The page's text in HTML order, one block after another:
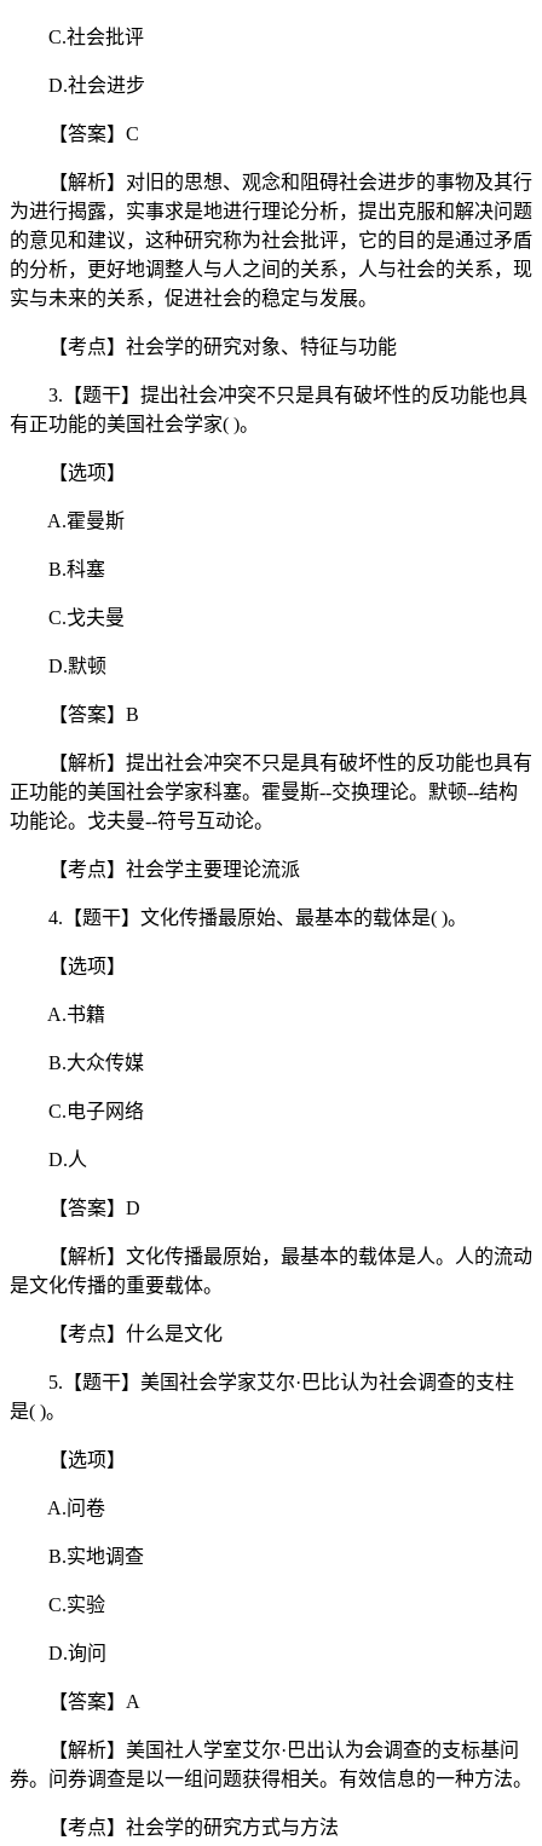
C.社会批评
D.社会进步
【答案】C
【解析】对旧的思想、观念和阻碍社会进步的事物及其行
为进行揭露，实事求是地进行理论分析，提出克服和解决问题
的意见和建议，这种研究称为社会批评，它的目的是通过矛盾
的分析，更好地调整人与人之间的关系，人与社会的关系，现
实与未来的关系，促进社会的稳定与发展。
【考点】社会学的研究对象、特征与功能
3.【题干】提出社会冲突不只是具有破坏性的反功能也具
有正功能的美国社会学家( )。
【选项】
A.霍曼斯
B.科塞
C.戈夫曼
D.默顿
【答案】B
【解析】提出社会冲突不只是具有破坏性的反功能也具有
正功能的美国社会学家科塞。霍曼斯--交换理论。默顿--结构
功能论。戈夫曼--符号互动论。
【考点】社会学主要理论流派
4.【题干】文化传播最原始、最基本的载体是( )。
【选项】
A.书籍
B.大众传媒
C.电子网络
D.人
【答案】D
【解析】文化传播最原始，最基本的载体是人。人的流动
是文化传播的重要载体。
【考点】什么是文化
5.【题干】美国社会学家艾尔·巴比认为社会调查的支柱
是( )。
【选项】
A.问卷
B.实地调查
C.实验
D.询问
【答案】A
【解析】美国社人学室艾尔·巴出认为会调查的支标基问
券。问券调查是以一组问题获得相关。有效信息的一种方法。
【考点】社会学的研究方式与方法